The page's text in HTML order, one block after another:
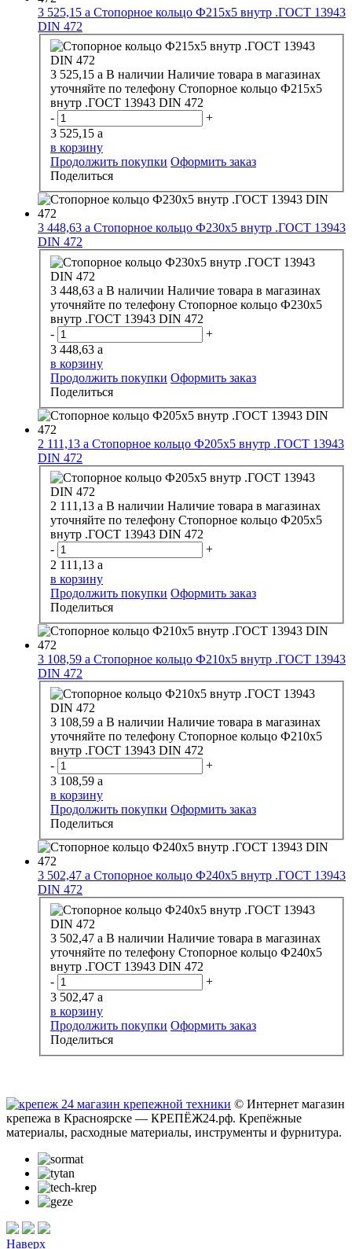
3 525,15 a Стопорное кольцо Ф215х5 внутр .ГОСТ 13943
DIN 472
3 525,15 a В наличии Наличие товара в магазинах
уточняйте по телефону Стопорное кольцо Ф215х5
внутр .ГОСТ 13943 DIN 472
-
+
3 525,15 a
в корзину
Продолжить покупки Оформить заказ
Поделиться
3 448,63 a Стопорное кольцо Ф230х5 внутр .ГОСТ 13943
DIN 472
3 448,63 a В наличии Наличие товара в магазинах
уточняйте по телефону Стопорное кольцо Ф230х5
внутр .ГОСТ 13943 DIN 472
-
+
3 448,63 a
в корзину
Продолжить покупки Оформить заказ
Поделиться
2 111,13 a Стопорное кольцо Ф205х5 внутр .ГОСТ 13943
DIN 472
2 111,13 a В наличии Наличие товара в магазинах
уточняйте по телефону Стопорное кольцо Ф205х5
внутр .ГОСТ 13943 DIN 472
-
+
2 111,13 a
в корзину
Продолжить покупки Оформить заказ
Поделиться
3 108,59 a Стопорное кольцо Ф210х5 внутр .ГОСТ 13943
DIN 472
3 108,59 a В наличии Наличие товара в магазинах
уточняйте по телефону Стопорное кольцо Ф210х5
внутр .ГОСТ 13943 DIN 472
-
+
3 108,59 a
в корзину
Продолжить покупки Оформить заказ
Поделиться
3 502,47 a Стопорное кольцо Ф240х5 внутр .ГОСТ 13943
DIN 472
3 502,47 a В наличии Наличие товара в магазинах
уточняйте по телефону Стопорное кольцо Ф240х5
внутр .ГОСТ 13943 DIN 472
-
+
3 502,47 a
в корзину
Продолжить покупки Оформить заказ
Поделиться
© Интернет магазин
крепежа в Красноярске — КРЕПЁЖ24.рф. Крепёжные
материалы, расходные материалы, инструменты и фурнитура.
Наверх